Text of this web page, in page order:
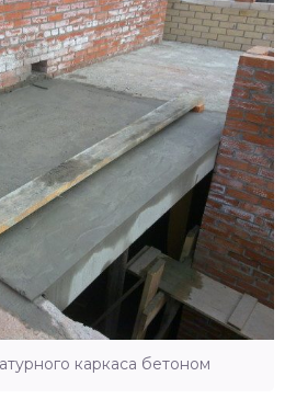
каркаса бетоном